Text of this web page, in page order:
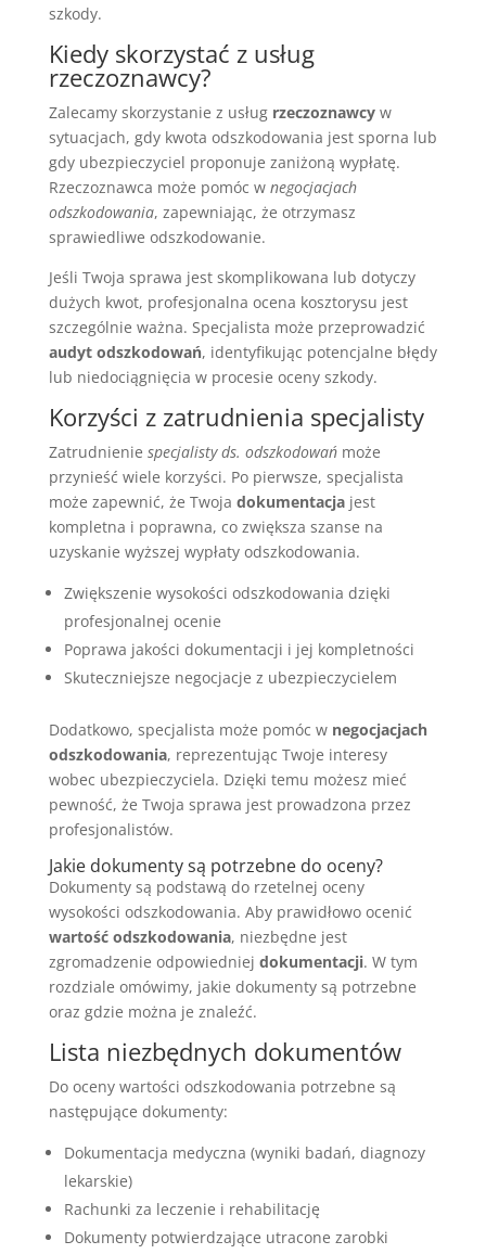
szkody.
Kiedy skorzystać z usług
rzeczoznawcy?
Zalecamy skorzystanie z usług rzeczoznawcyw
sytuacjach, gdy kwota odszkodowania jest sporna lub
gdy ubezpieczyciel proponuje zaniżoną wypłatę.
Rzeczoznawca może pomóc w negocjacjach
odszkodowania, zapewniając, że otrzymasz
sprawiedliwe odszkodowanie.
Jeśli Twoja sprawa jest skomplikowana lub dotyczy
dużych kwot, profesjonalna ocena kosztorysu jest
szczególnie ważna. Specjalista może przeprowadzić
audyt odszkodowań, identyfikując potencjalne błędy
lub niedociągnięcia w procesie oceny szkody.
Korzyści z zatrudnienia specjalisty
Zatrudnienie specjalisty ds. odszkodowańmoże
przynieść wiele korzyści. Po pierwsze, specjalista
może zapewnić, że Twoja dokumentacjajest
kompletna i poprawna, co zwiększa szanse na
uzyskanie wyższej wypłaty odszkodowania.
Zwiększenie wysokości odszkodowania dzięki
profesjonalnej ocenie
Poprawa jakości dokumentacji i jej kompletności
Skuteczniejsze negocjacje z ubezpieczycielem
Dodatkowo, specjalista może pomóc w negocjacjach
odszkodowania, reprezentując Twoje interesy
wobec ubezpieczyciela. Dzięki temu możesz mieć
pewność, że Twoja sprawa jest prowadzona przez
profesjonalistów.
Jakie dokumenty są potrzebne do oceny?
Dokumenty są podstawą do rzetelnej oceny
wysokości odszkodowania. Aby prawidłowo ocenić
wartość odszkodowania, niezbędne jest
zgromadzenie odpowiedniej dokumentacji. W tym
rozdziale omówimy, jakie dokumenty są potrzebne
oraz gdzie można je znaleźć.
Lista niezbędnych dokumentów
Do oceny wartości odszkodowania potrzebne są
następujące dokumenty:
Dokumentacja medyczna (wyniki badań, diagnozy
lekarskie)
Rachunki za leczenie i rehabilitację
Dokumenty potwierdzające utracone zarobki